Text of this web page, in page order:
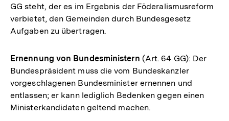
GG steht, der es im Ergebnis der Föderalismusreform
verbietet, den Gemeinden durch Bundesgesetz
Aufgaben zu übertragen.
Ernennung von Bundesministern (Art. 64 GG): Der
Bundespräsident muss die vom Bundeskanzler
vorgeschlagenen Bundesminister ernennen und
entlassen; er kann lediglich Bedenken gegen einen
Ministerkandidaten geltend machen.